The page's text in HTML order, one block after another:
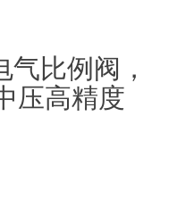
气比例阀，
压高精度